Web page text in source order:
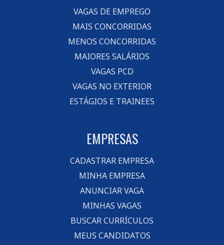
VAGAS DE EMPREGO
MAIS CONCORRIDAS
MENOS CONCORRIDAS
MAIORES SALÁRIOS
VAGAS PCD
VAGAS NO EXTERIOR
ESTÁGIOS E TRAINEES
EMPRESAS
CADASTRAR EMPRESA
MINHA EMPRESA
ANUNCIAR VAGA
MINHAS VAGAS
BUSCAR CURRÍCULOS
MEUS CANDIDATOS